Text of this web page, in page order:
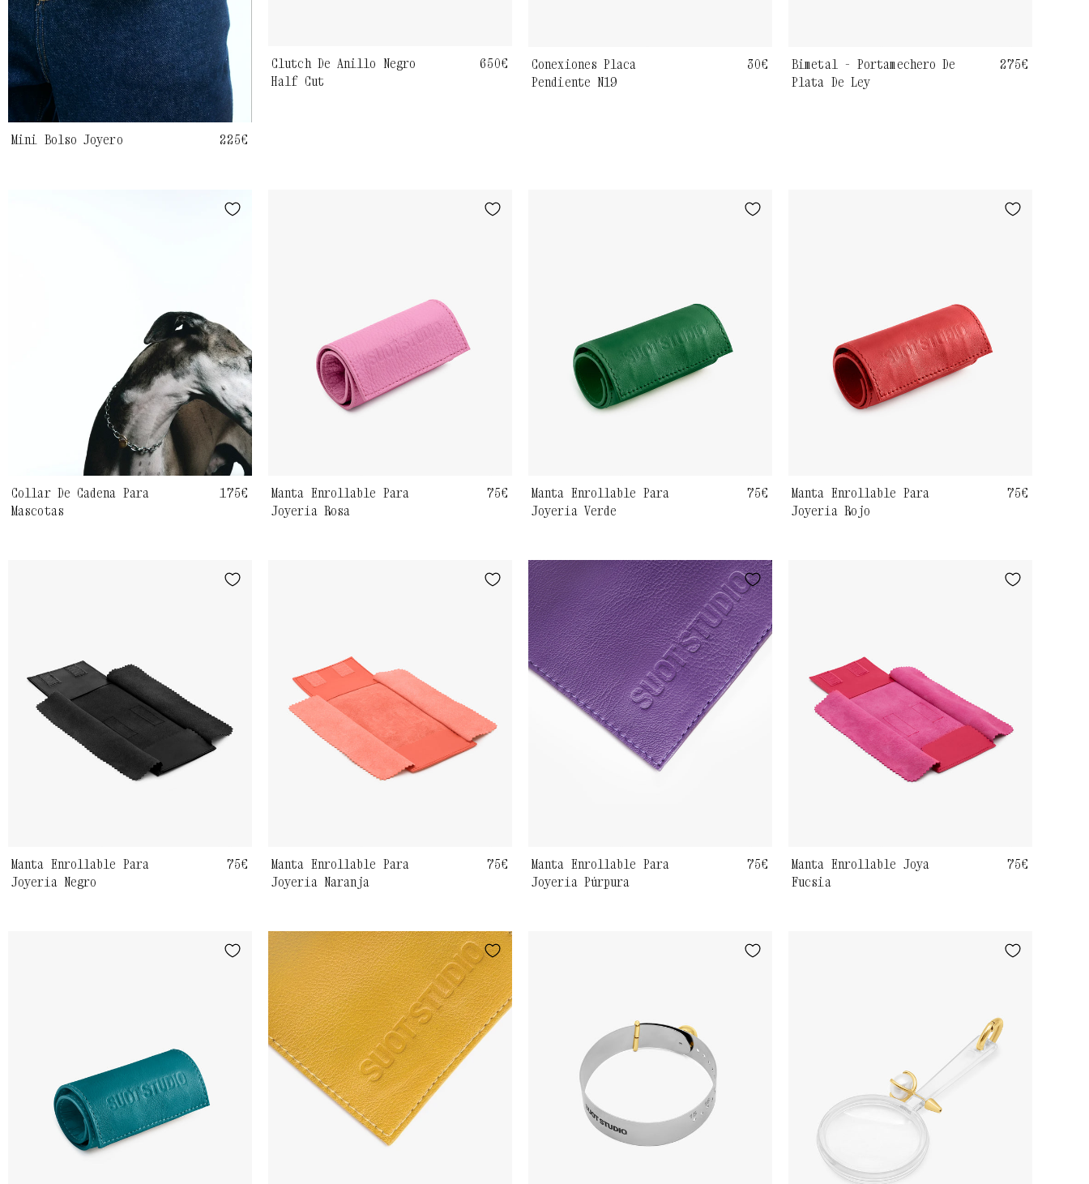
Mini Bolso Joyero
Precio
225€
Clutch De Anillo Negro
Half Cut
Precio
habitual
650€
Conexiones Placa
Pendiente N19
Precio
habitual
30€
Bimetal - Portamechero De
Plata De Ley
Precio
275€
Collar De Cadena Para
Mascotas
Precio
habitual
175€
Manta Enrollable Para
Joyería Rosa
Precio
habitual
75€
Manta Enrollable Para
Joyería Verde
Precio
habitual
75€
Manta Enrollable Para
Joyería Rojo
Precio
75€
Manta Enrollable Para
Joyería Negro
Precio
habitual
75€
Manta Enrollable Para
Joyería Naranja
Precio
habitual
75€
Manta Enrollable Para
Joyería Púrpura
Precio
habitual
75€
Manta Enrollable Joya
Fucsia
Precio
75€